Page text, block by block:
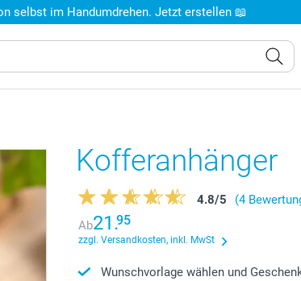
selbst im Handumdrehen. Jetzt erstellen 📖
Kofferanhänger
4.8/5
(4
Ab21.95
zzgl. Versandkosten, inkl. MwSt
Wunschvorlage wählen und